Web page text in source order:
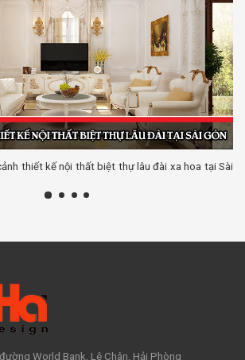
thiết kế nội thất biệt thự lâu đài xa hoa tại Sài
World Bank, Lê Chân, Hải Phòng